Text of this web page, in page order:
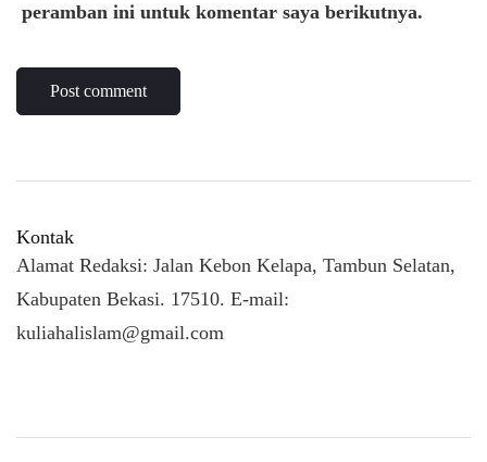
peramban ini untuk komentar saya berikutnya.
Kontak
Alamat Redaksi: Jalan Kebon Kelapa, Tambun Selatan,
Kabupaten Bekasi. 17510. E-mail:
kuliahalislam@gmail.com